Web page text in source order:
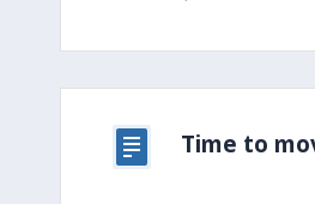
Time to